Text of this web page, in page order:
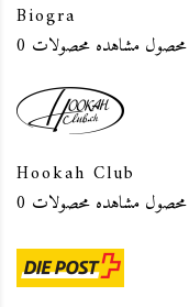
Biogra
0 محصول مشاهده محصولات
Hookah Club
0 محصول مشاهده محصولات